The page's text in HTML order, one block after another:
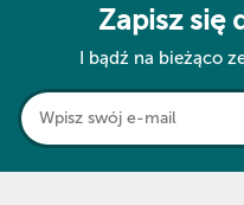
Zapisz się
I bądź na bieżąco